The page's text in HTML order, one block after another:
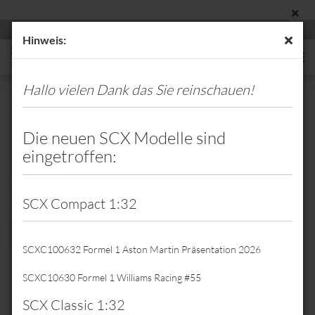
Hinweis:
Hallo vielen Dank das Sie reinschauen!
Die neuen SCX Modelle sind
eingetroffen:
SCX Compact 1:32
SCXC100632 Formel 1 Aston Martin Präsentation 2026
SCXC10630 Formel 1 Williams Racing #55
SCX Classic 1:32
Toyota
8 pro Seite
pro Seite